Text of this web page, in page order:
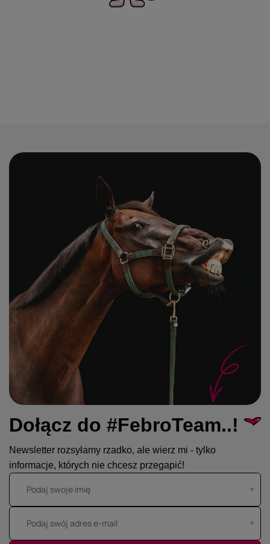
Dołącz do #FebroTeam..!
Newsletter rozsyłamy rzadko, ale wierz mi - tylko
informacje, których nie chcesz przegapić!
Podaj swoje imię
Podaj swój adres e-mail